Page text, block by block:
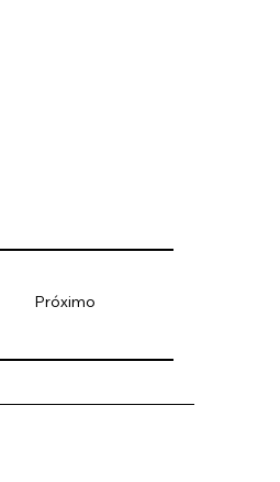
Próximo